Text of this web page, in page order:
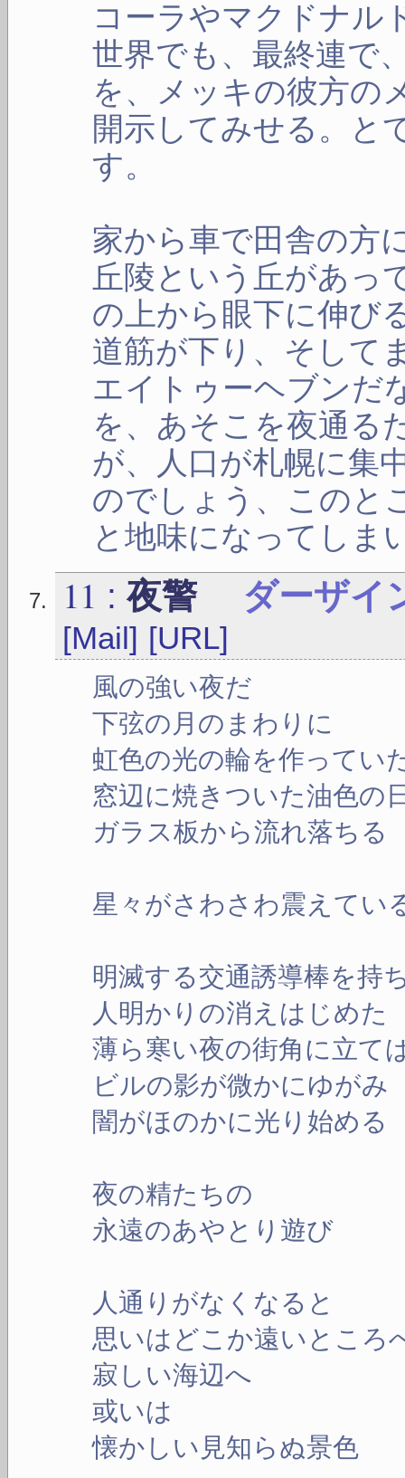
コーラやマクドナル
世界でも、最終連で
を、メッキの彼方の
開示してみせる。と
す。
家から車で田舎の方
丘陵という丘があっ
の上から眼下に伸び
道筋が下り、そして
エイトゥーヘブンだ
を、あそこを夜通る
が、人口が札幌に集
のでしょう、このと
と地味になってしま
11 : 夜警 ダーザイ
[Mail] [URL]
風の強い夜だ
下弦の月のまわりに
虹色の光の輪を作ってい
窓辺に焼きついた油色の
ガラス板から流れ落ちる
星々がさわさわ震えてい
明滅する交通誘導棒を持
人明かりの消えはじめた
薄ら寒い夜の街角に立て
ビルの影が微かにゆがみ
闇がほのかに光り始める
夜の精たちの
永遠のあやとり遊び
人通りがなくなると
思いはどこか遠いところ
寂しい海辺へ
或いは
懐かしい見知らぬ景色